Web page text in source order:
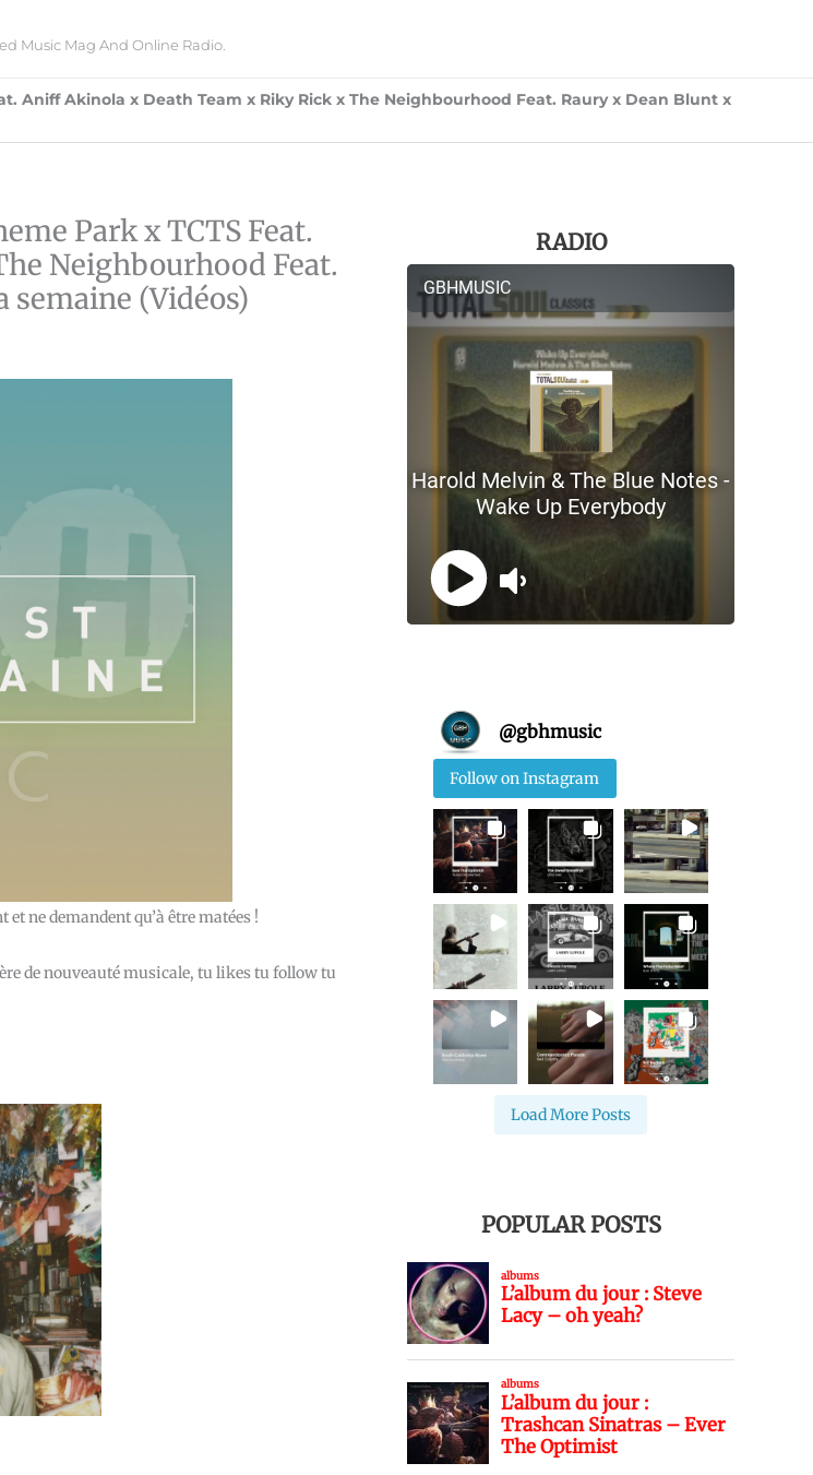
Music Mag And Online Radio.
Aniff Akinola x Death Team x Riky Rick x The Neighbourhood Feat. Raury x Dean Blunt x
Park x TCTS Feat.
Neighbourhood Feat.
semaine (Vidéos)
ne demandent qu’à être matées !
de nouveauté musicale, tu likes tu follow tu
RADIO
@gbhmusic
Follow on Instagram
Load More Posts
POPULAR POSTS